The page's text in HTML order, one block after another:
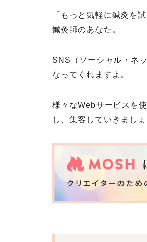
「もっと気軽に鍼灸を
鍼灸師のあなた。
SNS（ソーシャル・ネ
なってくれますよ。
様々なWebサービスを使
し、集客していきましょ